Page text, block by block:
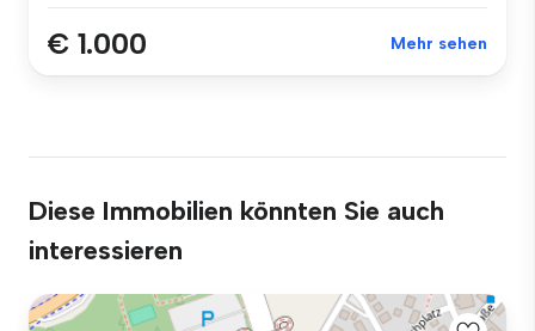
€ 1.000 Mehr sehen
Diese Immobilien könnten Sie auch
interessieren